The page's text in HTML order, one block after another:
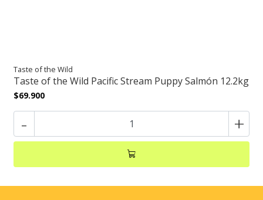
Taste of the Wild
Taste of the Wild Pacific Stream Puppy Salmón 12.2kg
$69.900
- +